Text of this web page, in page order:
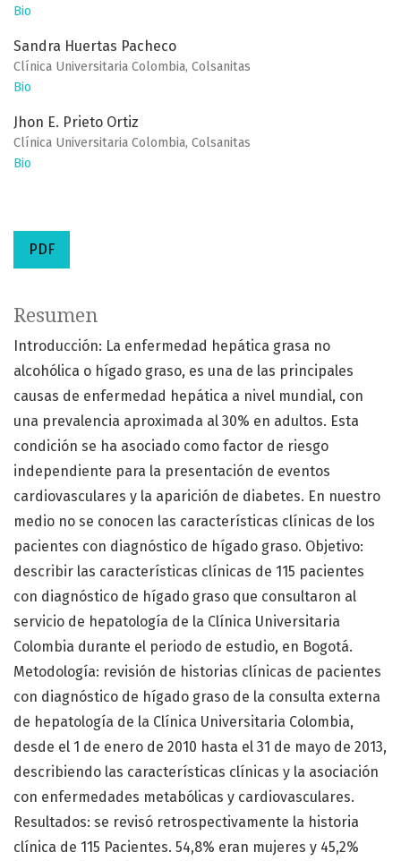
Bio
Sandra Huertas Pacheco
Clínica Universitaria Colombia, Colsanitas
Bio
Jhon E. Prieto Ortiz
Clínica Universitaria Colombia, Colsanitas
Bio
PDF
Resumen
Introducción: La enfermedad hepática grasa no
alcohólica o hígado graso, es una de las principales
causas de enfermedad hepática a nivel mundial, con
una prevalencia aproximada al 30% en adultos. Esta
condición se ha asociado como factor de riesgo
independiente para la presentación de eventos
cardiovasculares y la aparición de diabetes. En nuestro
medio no se conocen las características clínicas de los
pacientes con diagnóstico de hígado graso. Objetivo:
describir las características clínicas de 115 pacientes
con diagnóstico de hígado graso que consultaron al
servicio de hepatología de la Clínica Universitaria
Colombia durante el periodo de estudio, en Bogotá.
Metodología: revisión de historias clínicas de pacientes
con diagnóstico de hígado graso de la consulta externa
de hepatología de la Clínica Universitaria Colombia,
desde el 1 de enero de 2010 hasta el 31 de mayo de 2013,
describiendo las características clínicas y la asociación
con enfermedades metabólicas y cardiovasculares.
Resultados: se revisó retrospectivamente la historia
clínica de 115 Pacientes. 54,8% eran mujeres y 45,2%